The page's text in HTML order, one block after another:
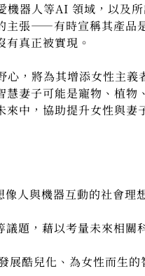
器人等AI 領域，以及
主張——有時宣稱其產品
真正被實現。
，將為其增添女性主義
慧妻子可能是寵物、植物
來中，協助提升女性與妻
人與機器互動的社會理
題，藉以考量未來相關
酷兒化、為女性而生的